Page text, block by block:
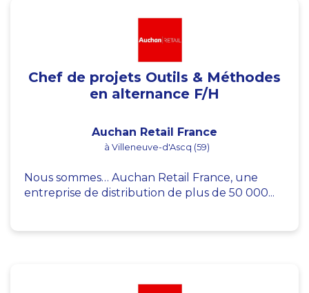
Chef de projets Outils & Méthodes
en alternance F/H
Auchan Retail France
à Villeneuve-d'Ascq (59)
Nous sommes… Auchan Retail France, une
entreprise de distribution de plus de 50 000...